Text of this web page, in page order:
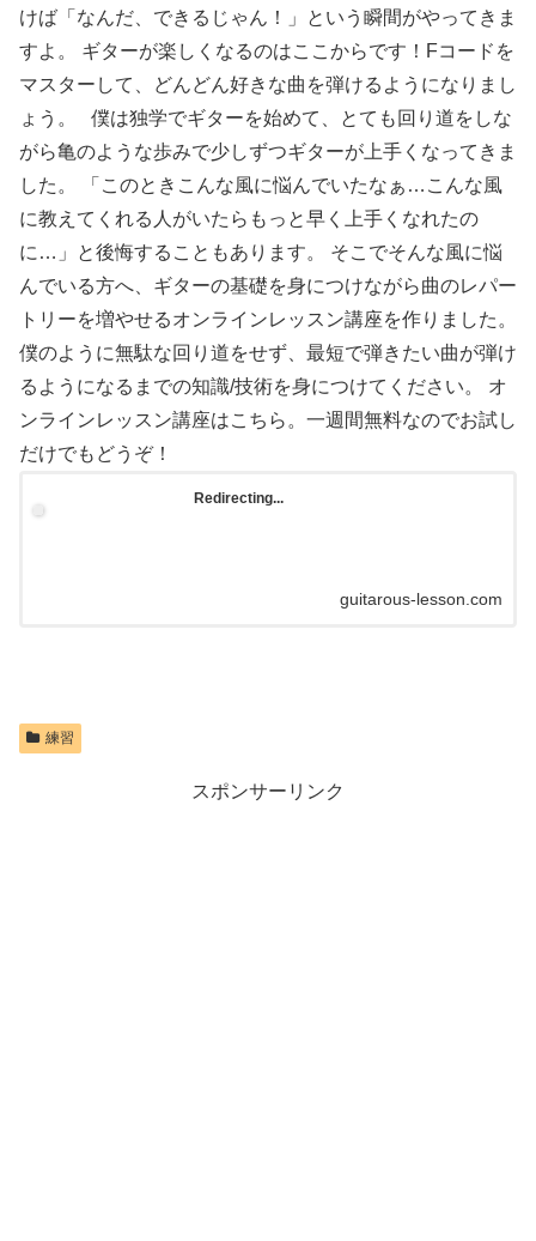
けば「なんだ、できるじゃん！」という瞬間がやってきま
すよ。 ギターが楽しくなるのはここからです！Fコードを
マスターして、どんどん好きな曲を弾けるようになりまし
ょう。 僕は独学でギターを始めて、とても回り道をしな
がら亀のような歩みで少しずつギターが上手くなってきま
した。 「このときこんな風に悩んでいたなぁ…こんな風
に教えてくれる人がいたらもっと早く上手くなれたの
に…」と後悔することもあります。 そこでそんな風に悩
んでいる方へ、ギターの基礎を身につけながら曲のレパー
トリーを増やせるオンラインレッスン講座を作りました。
僕のように無駄な回り道をせず、最短で弾きたい曲が弾け
るようになるまでの知識/技術を身につけてください。 オ
ンラインレッスン講座はこちら。一週間無料なのでお試し
だけでもどうぞ！
Redirecting...
guitarous-lesson.com
練習
スポンサーリンク